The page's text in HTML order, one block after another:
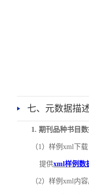
七、元数据描
1. 期刊品种书目
（1）样例xml下载
提供xml样例数
（2）样例xml内